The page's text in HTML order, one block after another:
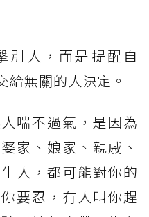
別人，而是提醒自
給無關的人決定。
喘不過氣，是因為
家、娘家、親戚、
人，都可能對你的
要忍，有人叫你趕